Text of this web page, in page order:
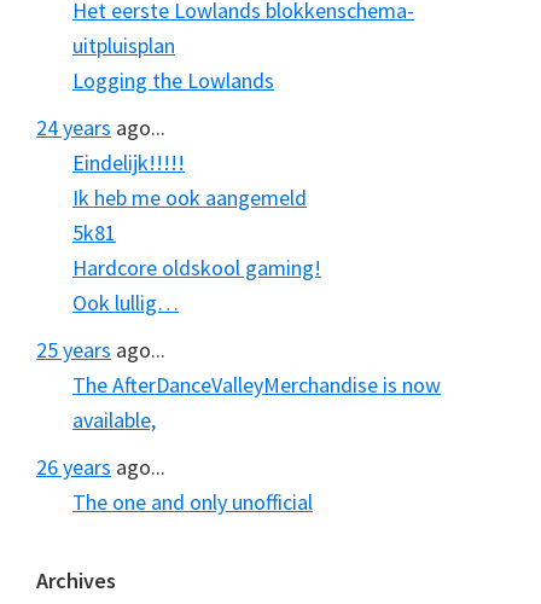
Het eerste Lowlands blokkenschema-
uitpluisplan
Logging the Lowlands
24 years ago...
Eindelijk!!!!!
Ik heb me ook aangemeld
5k81
Hardcore oldskool gaming!
Ook lullig…
25 years ago...
The AfterDanceValleyMerchandise is now
available,
26 years ago...
The one and only unofficial
Archives